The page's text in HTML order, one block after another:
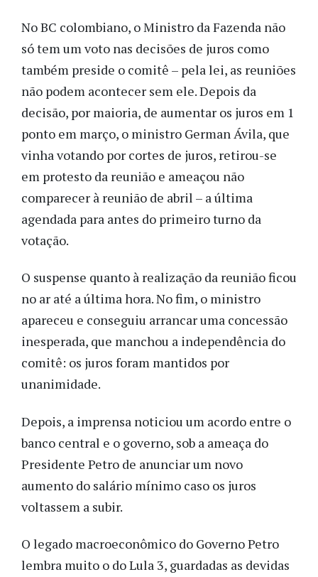
No BC colombiano, o Ministro da Fazenda não
só tem um voto nas decisões de juros como
também preside o comitê – pela lei, as reuniões
não podem acontecer sem ele. Depois da
decisão, por maioria, de aumentar os juros em 1
ponto em março, o ministro German Ávila, que
vinha votando por cortes de juros, retirou-se
em protesto da reunião e ameaçou não
comparecer à reunião de abril – a última
agendada para antes do primeiro turno da
votação.
O suspense quanto à realização da reunião ficou
no ar até a última hora. No fim, o ministro
apareceu e conseguiu arrancar uma concessão
inesperada, que manchou a independência do
comitê: os juros foram mantidos por
unanimidade.
Depois, a imprensa noticiou um acordo entre o
banco central e o governo, sob a ameaça do
Presidente Petro de anunciar um novo
aumento do salário mínimo caso os juros
voltassem a subir.
O legado macroeconômico do Governo Petro
lembra muito o do Lula 3, guardadas as devidas